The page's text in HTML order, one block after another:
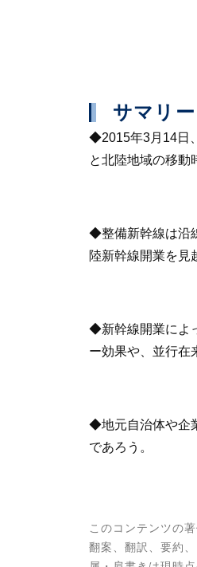
サマリー
◆2015年3月14日
と北陸地域の移動
◆整備新幹線は沿
陸新幹線開業を見
◆新幹線開業によ
ー効果や、並行在
◆地元自治体や企
であろう。
このコンテンツの
翻案、翻訳、要約